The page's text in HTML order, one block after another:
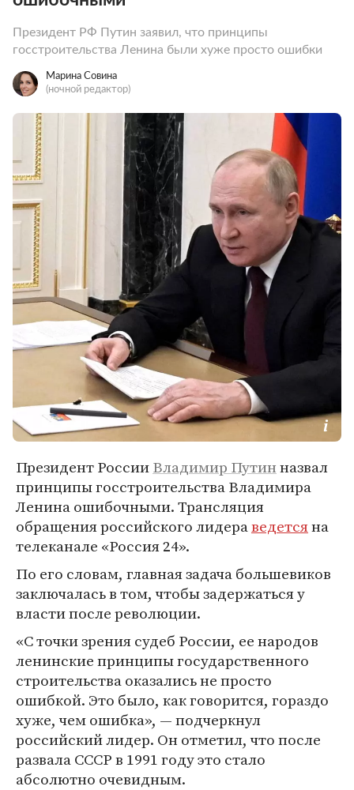
Президент РФ Путин заявил, что принципы
госстроительства Ленина были хуже просто ошибки
Марина Совина
(ночной редактор)
Президент РоссииВладимир Путинназвал
принципы госстроительства Владимира
Ленина ошибочными. Трансляция
обращения российского лидераведетсяна
телеканале «Россия 24».
По его словам, главная задача большевиков
заключалась в том, чтобы задержаться у
власти после революции.
«С точки зрения судеб России, ее народов
ленинские принципы государственного
строительства оказались не просто
ошибкой. Это было, как говорится, гораздо
хуже, чем ошибка», — подчеркнул
российский лидер. Он отметил, что после
развала СССР в 1991 году это стало
абсолютно очевидным.